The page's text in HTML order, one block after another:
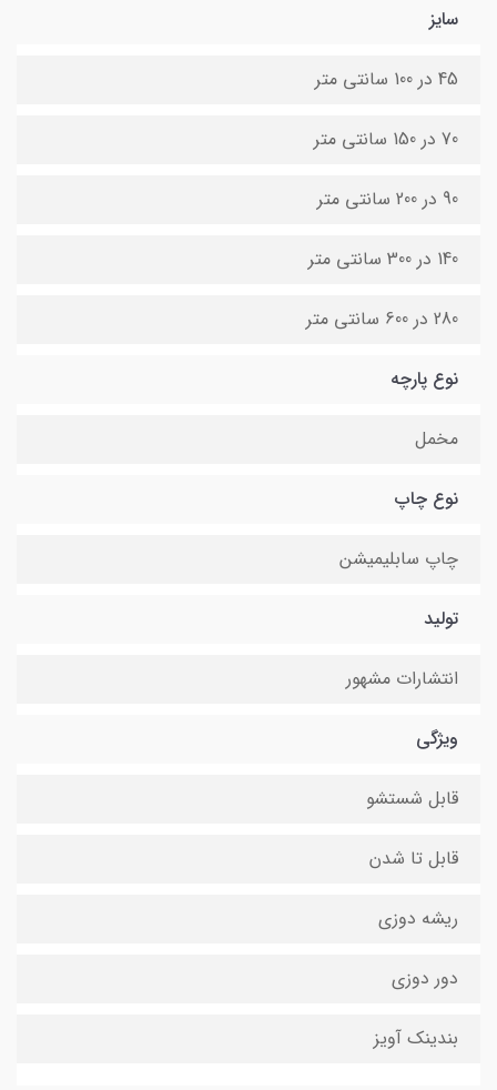
سایز
45 در 100 سانتی متر
70 در 150 سانتی متر
90 در 200 سانتی متر
140 در 300 سانتی متر
280 در 600 سانتی متر
نوع پارچه
مخمل
نوع چاپ
چاپ سابلیمیشن
تولید
انتشارات مشهور
ویژگی
قابل شستشو
قابل تا شدن
ریشه دوزی
دور دوزی
بندینک آویز